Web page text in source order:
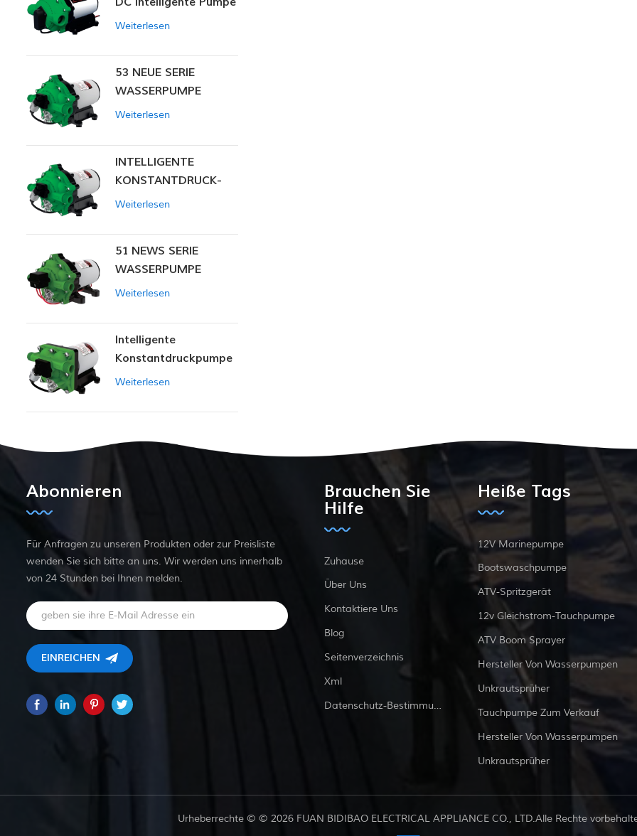
Weiterlesen
53 NEUE SERIE
WASSERPUMPE
Weiterlesen
INTELLIGENTE
KONSTANTDRUCK-
MEMBRANPUMPE
Weiterlesen
51 NEWS SERIE
WASSERPUMPE
Weiterlesen
Intelligente
Konstantdruckpumpe
der Serie ZN-42
Weiterlesen
Abonnieren
Für Anfragen zu unseren Produkten oder zur Preisliste
wenden Sie sich bitte an uns. Wir werden uns innerhalb
von 24 Stunden bei Ihnen melden.
Brauchen Sie
Hilfe
Zuhause
Über Uns
Kontaktiere Uns
Blog
Seitenverzeichnis
Xml
Datenschutz-Bestimmungen
Heiße Tags
12V Marinepumpe
Bootswaschpumpe
ATV-Spritzgerät
12v Gleichstrom-Tauchpumpe
ATV Boom Sprayer
Hersteller Von Wasserpumpen
Unkrautsprüher
Tauchpumpe Zum Verkauf
Hersteller Von Wasserpumpen
Unkrautsprüher
Urheberrechte © © 2026 FUAN BIDIBAO ELECTRICAL APPLIANCE CO., LTD.Alle Rechte